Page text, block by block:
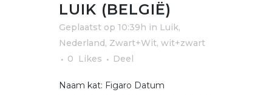
LUIK (BELGIË)
Geplaatst op 10:39h in Luik,
Nederland, Zwart+Wit, wit+zwart
0
Likes Deel
Naam kat: Figaro Datum